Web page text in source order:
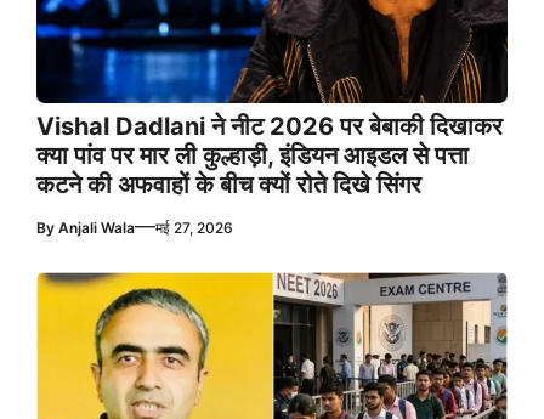
Vishal Dadlani ने नीट 2026 पर बेबाकी दिखाकर
क्या पांव पर मार ली कुल्हाड़ी, इंडियन आइडल से पत्ता
कटने की अफवाहों के बीच क्यों रोते दिखे सिंगर
By Anjali Wala—मई 27, 2026